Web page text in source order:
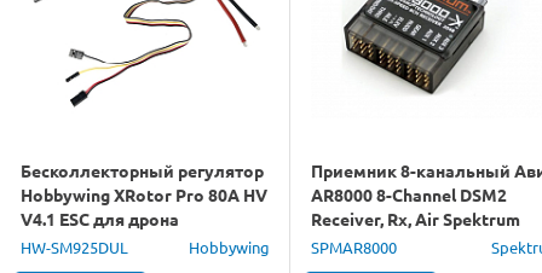
Бесколлекторный регулятор
Hobbywing XRotor Pro 80A HV
V4.1 ESC для дрона
HW-SM925DUL Hobbywing
Приемник 8-канальный
AR8000 8-Channel DSM2
Receiver, Rx, Air Spektrum
SPMAR8000